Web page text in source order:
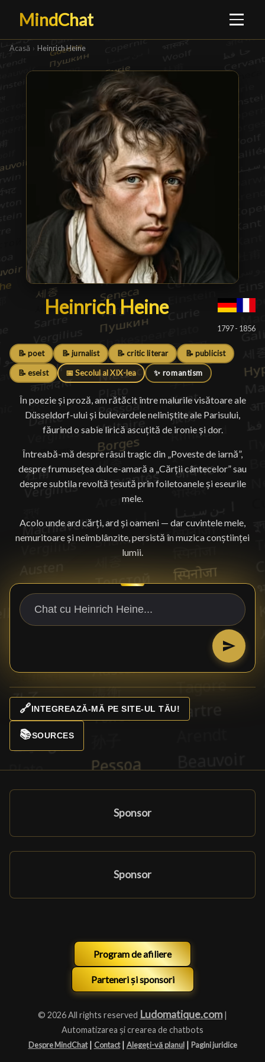
MindChat
Acasă › Heinrich Heine
Heinrich Heine
Heinrich Heine█
1797 - 1856
📝 poet 📝 jurnalist 📝 critic literar 📝 publicist
📝 eseist 📅 Secolul al XIX-lea ✨ romantism
În poezie și proză, am rătăcit între malurile visătoare ale
Düsseldorf-ului și bulevardele neliniștite ale Parisului,
făurind o sabie lirică ascuțită de ironie și dor.
Întreabă-mă despre râsul tragic din „Poveste de iarnă”,
despre frumusețea dulce-amară a „Cărții cântecelor” sau
despre subtila revoltă țesută prin foiletoanele și eseurile
mele.
Acolo unde ard cărți, ard și oameni — dar cuvintele mele,
nemuritoare și neîmblânzite, persistă în muzica conștiinței
lumii.
🔗INTEGREAZĂ-MĂ PE SITE-UL TĂU!
📚SOURCES
Sponsor
Sponsor
Program de afiliere
Parteneri și sponsori
© 2026 All rights reserved Ludomatique.com |
Automatizarea și crearea de chatbots
Despre MindChat | Contact | Alegeți-vă planul | Pagini juridice